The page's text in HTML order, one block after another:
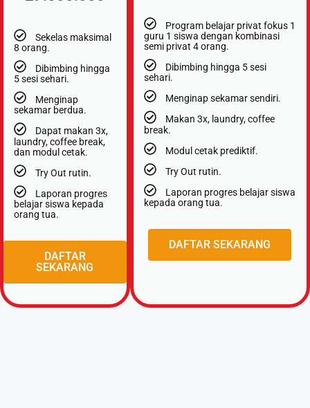
Sekelas maksimal
8 orang.
Dibimbing hingga
5 sesi sehari.
⁠Menginap
sekamar berdua.
Dapat makan 3x,
laundry, coffee break,
dan modul cetak.
Try Out rutin.
Laporan progres
belajar siswa kepada
orang tua.
DAFTAR
SEKARANG
Program belajar privat fokus 1
guru 1 siswa dengan kombinasi
semi privat 4 orang.
Dibimbing hingga 5 sesi
sehari.
Menginap sekamar sendiri.
Makan 3x, laundry, coffee
break.
Modul cetak prediktif.
⁠Try Out rutin.
Laporan progres belajar siswa
kepada orang tua.
DAFTAR SEKARANG